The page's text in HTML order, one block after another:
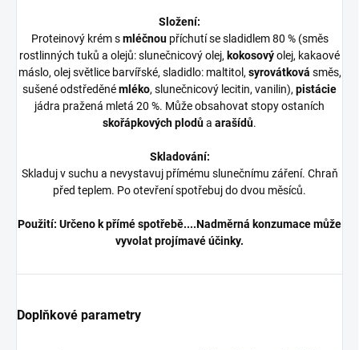
Složení:
Proteinový krém smléčnoupříchutí se sladidlem 80 % (směs
rostlinných tuků a olejů: slunečnicový olej, kokosovýolej, kakaové
máslo, olej světlice barvířské, sladidlo: maltitol, syrovátková směs,
sušené odstředěnémléko, slunečnicový lecitin, vanilin), pistácie
jádra pražená mletá 20 %. Může obsahovat stopy ostaních
skořápkových plodůa arašídů.
Skladování:
Skladuj v suchu a nevystavuj přímému slunečnímu záření. Chraň
před teplem. Po otevření spotřebuj do dvou měsíců.
Použití: Určeno k přímé spotřebě....Nadměrná konzumace může
vyvolat projímavé účinky.
Doplňkové parametry